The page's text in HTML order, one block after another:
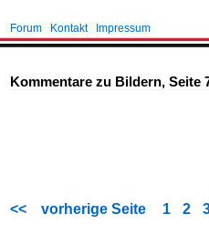
Forum Kontakt Impressum
Kommentare zu Bildern, Seite
<< vorherige Seite 1 2